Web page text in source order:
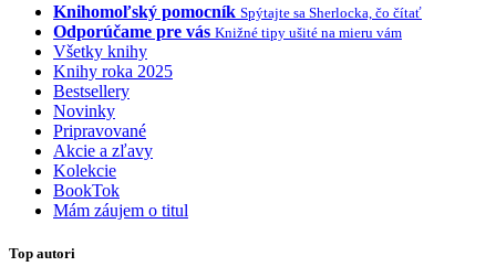
Knihomoľský pomocník Spýtajte sa Sherlocka, čo čítať
Odporúčame pre vás Knižné tipy ušité na mieru vám
Všetky knihy
Knihy roka 2025
Bestsellery
Novinky
Pripravované
Akcie a zľavy
Kolekcie
BookTok
Mám záujem o titul
Top autori